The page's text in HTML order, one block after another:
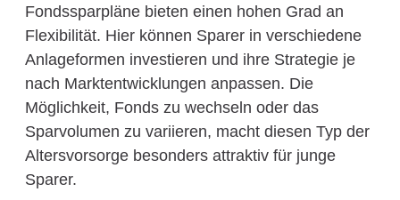
Fondssparpläne bieten einen hohen Grad an
Flexibilität. Hier können Sparer in verschiedene
Anlageformen investieren und ihre Strategie je
nach Marktentwicklungen anpassen. Die
Möglichkeit, Fonds zu wechseln oder das
Sparvolumen zu variieren, macht diesen Typ der
Altersvorsorge besonders attraktiv für junge
Sparer.